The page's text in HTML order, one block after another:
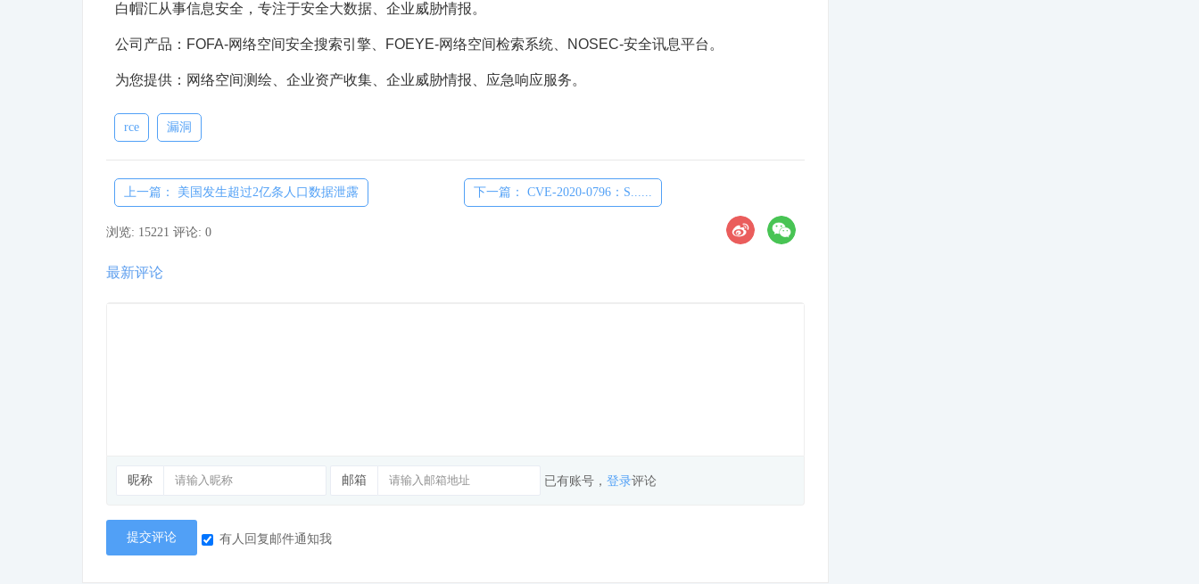
白帽汇从事信息安全，专注于安全大数据、企业威胁情报。
公司产品：FOFA-网络空间安全搜索引擎、FOEYE-网络空间检索系统、NOSEC-安全讯息平台。
为您提供：网络空间测绘、企业资产收集、企业威胁情报、应急响应服务。
rce 漏洞
上一篇： 美国发生超过2亿条人口数据泄露 下一篇： CVE-2020-0796：S......
浏览: 15221 评论: 0
最新评论
昵称 邮箱 已有账号， 登录评论
提交评论 有人回复邮件通知我